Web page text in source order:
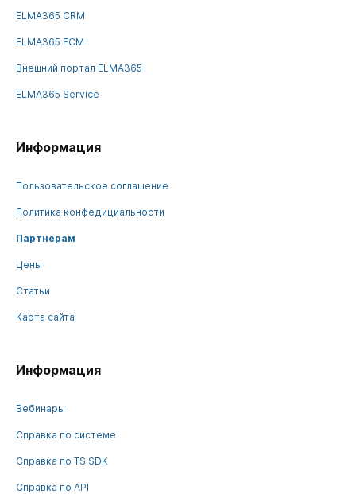
ELMA365 CRM
ELMA365 ECM
Внешний портал ELMA365
ELMA365 Service
Информация
Пользовательское соглашение
Политика конфедициальности
Партнерам
Цены
Статьи
Карта сайта
Информация
Вебинары
Справка по системе
Справка по TS SDK
Справка по API